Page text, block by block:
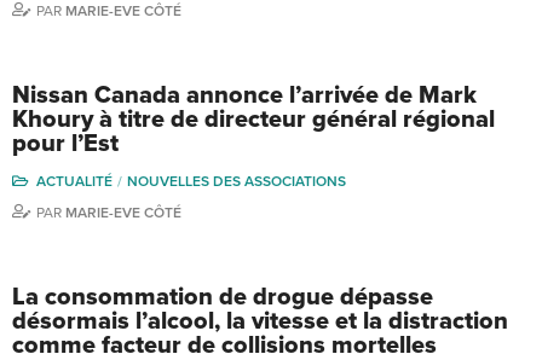
PAR MARIE-EVE CÔTÉ
Nissan Canada annonce l’arrivée de Mark
Khoury à titre de directeur général régional
pour l’Est
ACTUALITÉ
NOUVELLES DES ASSOCIATIONS
PAR MARIE-EVE CÔTÉ
La consommation de drogue dépasse
désormais l’alcool, la vitesse et la distraction
comme facteur de collisions mortelles